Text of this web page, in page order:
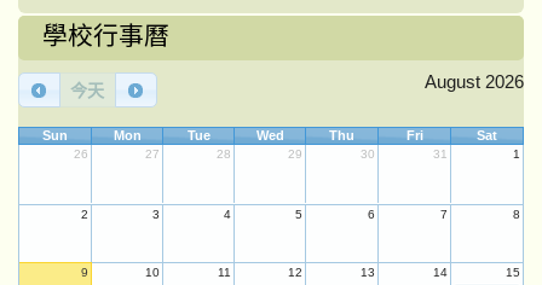
學校行事曆
今天 August 2026
Sun Mon Tue Wed Thu Fri Sat
26 27 28 29 30 31 1
2 3 4 5 6 7 8
9 10 11 12 13 14
15